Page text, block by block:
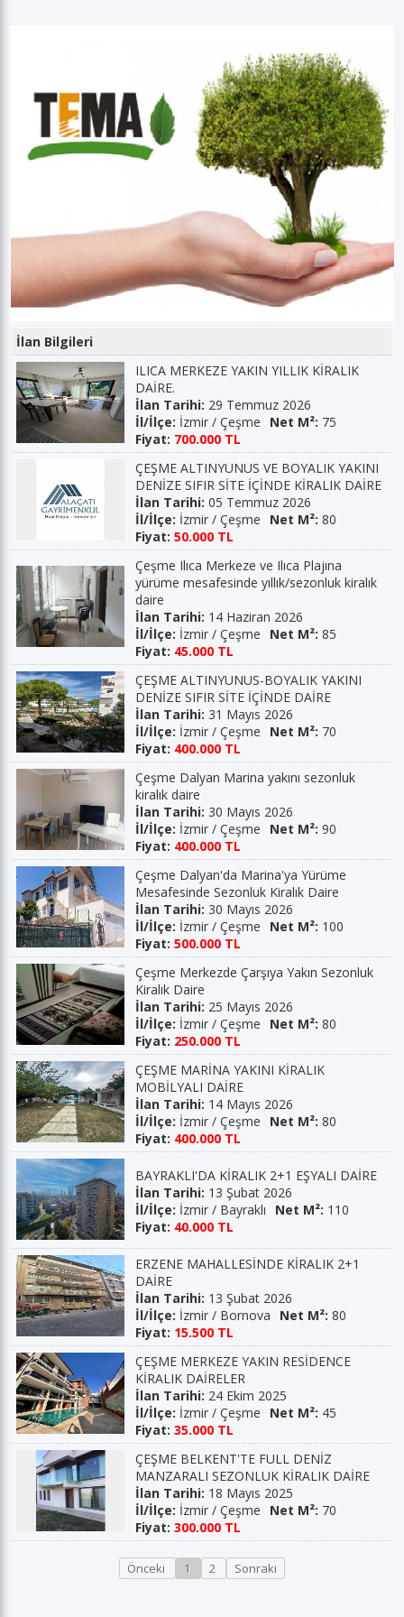
İlan Bilgileri
ILICA MERKEZE YAKIN YILLIK KİRALIK
DAİRE.
İlan Tarihi: 29 Temmuz 2026
İl/İlçe: İzmir / Çeşme Net M²: 75
Fiyat: 700.000 TL
ÇEŞME ALTINYUNUS VE BOYALIK YAKINI
DENİZE SIFIR SİTE İÇİNDE KİRALIK DAİRE
İlan Tarihi: 05 Temmuz 2026
İl/İlçe: İzmir / Çeşme Net M²: 80
Fiyat: 50.000 TL
Çeşme Ilıca Merkeze ve Ilıca Plajına
yürüme mesafesinde yıllık/sezonluk kiralık
daire
İlan Tarihi: 14 Haziran 2026
İl/İlçe: İzmir / Çeşme Net M²: 85
Fiyat: 45.000 TL
ÇEŞME ALTINYUNUS-BOYALIK YAKINI
DENİZE SIFIR SİTE İÇİNDE DAİRE
İlan Tarihi: 31 Mayıs 2026
İl/İlçe: İzmir / Çeşme Net M²: 70
Fiyat: 400.000 TL
Çeşme Dalyan Marina yakını sezonluk
kiralık daire
İlan Tarihi: 30 Mayıs 2026
İl/İlçe: İzmir / Çeşme Net M²: 90
Fiyat: 400.000 TL
Çeşme Dalyan'da Marina'ya Yürüme
Mesafesinde Sezonluk Kiralık Daire
İlan Tarihi: 30 Mayıs 2026
İl/İlçe: İzmir / Çeşme Net M²: 100
Fiyat: 500.000 TL
Çeşme Merkezde Çarşıya Yakın Sezonluk
Kiralık Daire
İlan Tarihi: 25 Mayıs 2026
İl/İlçe: İzmir / Çeşme Net M²: 80
Fiyat: 250.000 TL
ÇEŞME MARİNA YAKINI KİRALIK
MOBİLYALI DAİRE
İlan Tarihi: 14 Mayıs 2026
İl/İlçe: İzmir / Çeşme Net M²: 80
Fiyat: 400.000 TL
BAYRAKLI'DA KİRALIK 2+1 EŞYALI DAİRE
İlan Tarihi: 13 Şubat 2026
İl/İlçe: İzmir / Bayraklı Net M²: 110
Fiyat: 40.000 TL
ERZENE MAHALLESİNDE KİRALIK 2+1
DAİRE
İlan Tarihi: 13 Şubat 2026
İl/İlçe: İzmir / Bornova Net M²: 80
Fiyat: 15.500 TL
ÇEŞME MERKEZE YAKIN RESİDENCE
KİRALIK DAİRELER
İlan Tarihi: 24 Ekim 2025
İl/İlçe: İzmir / Çeşme Net M²: 45
Fiyat: 35.000 TL
ÇEŞME BELKENT'TE FULL DENİZ
MANZARALI SEZONLUK KİRALIK DAİRE
İlan Tarihi: 18 Mayıs 2025
İl/İlçe: İzmir / Çeşme Net M²: 70
Fiyat: 300.000 TL
Önceki 1 2 Sonraki